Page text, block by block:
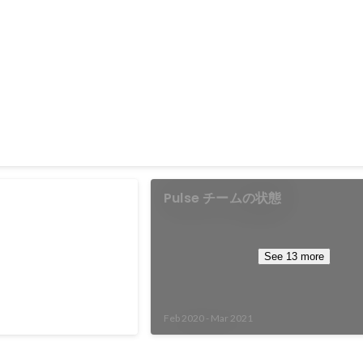
Pulse チームの状態
Feb 2020- Mar 2021
See 13 more